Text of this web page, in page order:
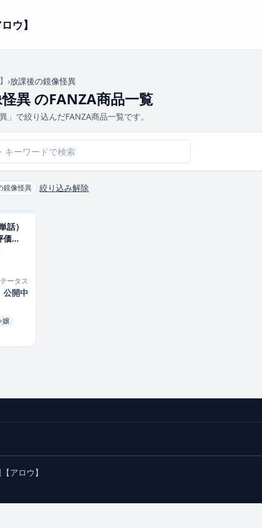
ウ】
›放課後の鏡像怪異
異 のFANZA商品一覧
」で絞り込んだFANZA商品一覧です。
鏡像怪異 絞り込み解除
話）
価
ータス
公開中
嬢
アロウ】